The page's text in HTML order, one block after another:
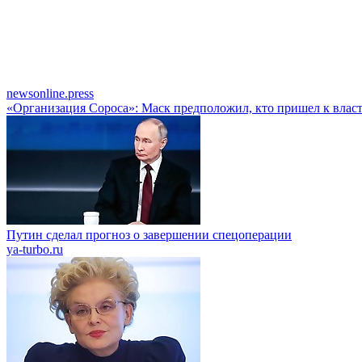
newsonline.press
«Организация Сороса»: Маск предположил, кто пришел к
Путин сделал прогноз о завершении спецоперации
ya-turbo.ru